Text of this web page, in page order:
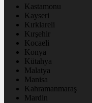
Kastamonu
Kayseri
Kırklareli
Kırşehir
Kocaeli
Konya
Kütahya
Malatya
Manisa
Kahramanmaraş
Mardin